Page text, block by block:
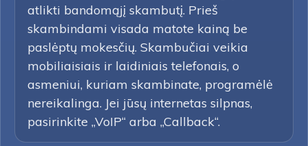
atlikti bandomąjį skambutį. Prieš
skambindami visada matote kainą be
paslėptų mokesčių. Skambučiai veikia
mobiliaisiais ir laidiniais telefonais, o
asmeniui, kuriam skambinate, programėlė
nereikalinga. Jei jūsų internetas silpnas,
pasirinkite „VoIP“ arba „Callback“.